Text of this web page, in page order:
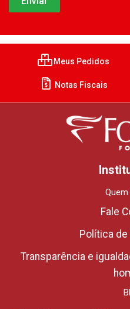
Meus Pedidos
Notas Fiscais
Fale
Política
Transparência e